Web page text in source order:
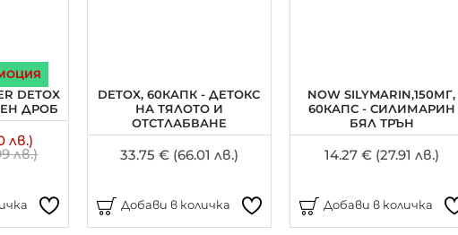
DETOX
ДРОБ
лв.)
лв.)
DETOX, 60КАПК - ДЕТОКС
НА ТЯЛОТО И
ОТСТЛАБВАНЕ
33.75 € (66.01 лв.)
Добави в количка
NOW SILYMARIN,150МГ,
60КАПС - СИЛИМАРИН
БЯЛ ТРЪН
14.27 € (27.91 лв.)
Добави в количка